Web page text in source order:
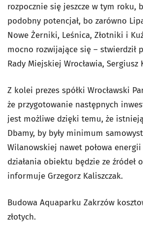
rozpocznie się jeszcze w tym roku,
podobny potencjał, bo zarówno
Nowe Żerniki, Leśnica, Złotniki i
mocno rozwijające się – stwierdził
Rady Miejskiej Wrocławia, Sergiusz
Z kolei prezes spółki Wrocławski
że przygotowanie następnych
jest możliwe dzięki temu, że
Dbamy, by były minimum
Wilanowskiej nawet połowa
działania obiektu będzie ze źródeł
informuje Grzegorz Kaliszczak.
Budowa Aquaparku Zakrzów
złotych.